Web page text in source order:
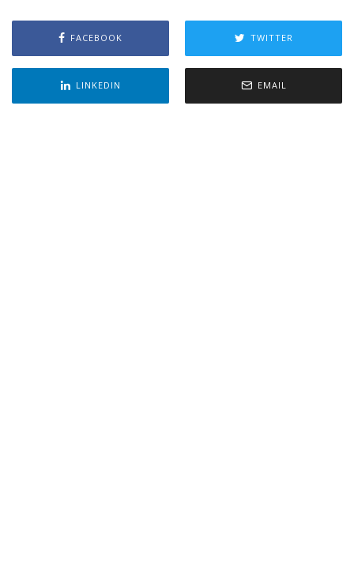
FACEBOOK TWITTER
LINKEDIN EMAIL